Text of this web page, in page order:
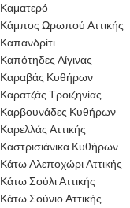
Καματερό
Κάμπος Ωρωπού Αττικής
Καπανδρίτι
Καπότηδες Αίγινας
Καραβάς Κυθήρων
Καρατζάς Τροιζηνίας
Καρβουνάδες Κυθήρων
Καρελλάς Αττικής
Καστρισιάνικα Κυθήρων
Κάτω Αλεποχώρι Αττικής
Κάτω Σούλι Αττικής
Κάτω Σούνιο Αττικής